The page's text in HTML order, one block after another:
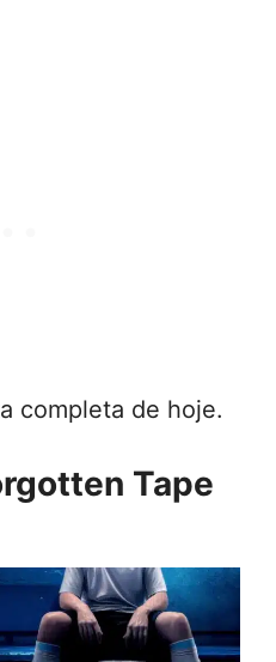
completa de hoje.
Tape